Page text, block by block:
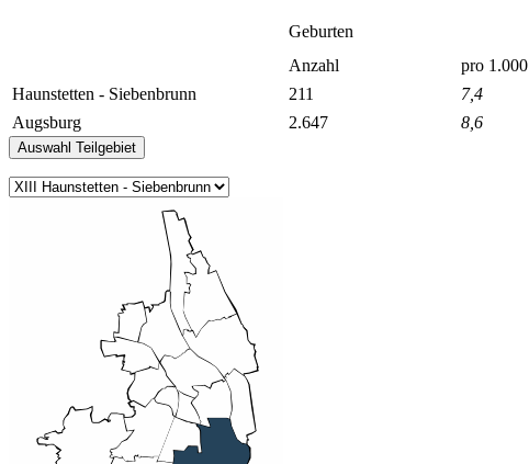
Geburten
Anzahl
pro 1.000
Haunstetten - Siebenbrunn
211 7,4
Augsburg
2.647 8,6